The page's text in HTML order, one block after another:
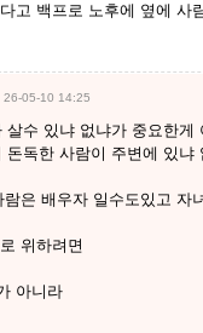
고 백프로 노후에 옆에 사
26-05-10 14:25
살수 있냐 없냐가 중요한게
돈독한 사람이 주변에 있냐
은 배우자 일수도있고 자
위하려면
아니라